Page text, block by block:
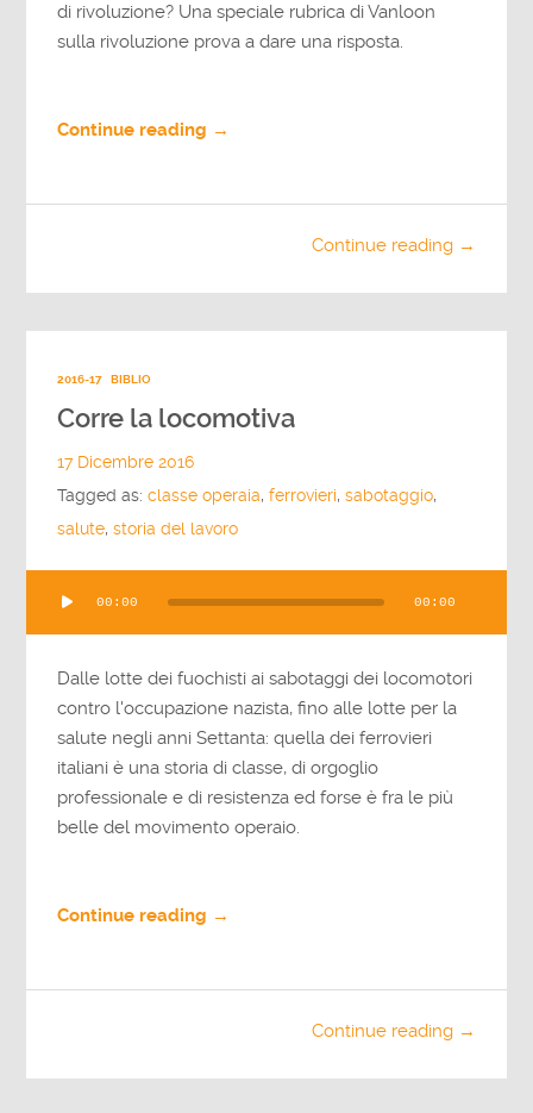
di rivoluzione? Una speciale rubrica di Vanloon
sulla rivoluzione prova a dare una risposta.
Continue reading →
Continue reading →
2016-17 BIBLIO
Corre la locomotiva
17 Dicembre 2016
Tagged as:classe operaia,ferrovieri,sabotaggio,
salute,storia del lavoro
Player
00:00 00:00
Dalle lotte dei fuochisti ai sabotaggi dei locomotori
contro l'occupazione nazista, fino alle lotte per la
salute negli anni Settanta: quella dei ferrovieri
italiani è una storia di classe, di orgoglio
professionale e di resistenza ed forse è fra le più
belle del movimento operaio.
Continue reading →
Continue reading →